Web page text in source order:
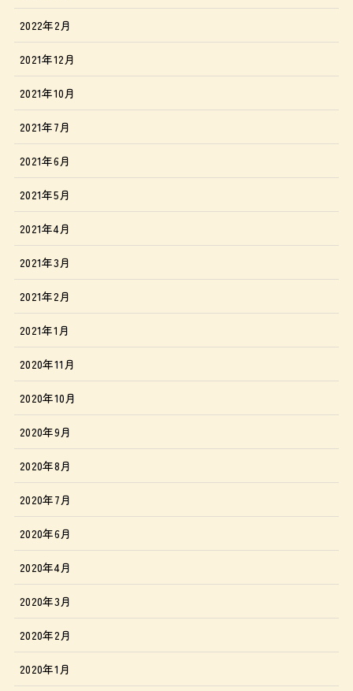
2022年2月
2021年12月
2021年10月
2021年7月
2021年6月
2021年5月
2021年4月
2021年3月
2021年2月
2021年1月
2020年11月
2020年10月
2020年9月
2020年8月
2020年7月
2020年6月
2020年4月
2020年3月
2020年2月
2020年1月